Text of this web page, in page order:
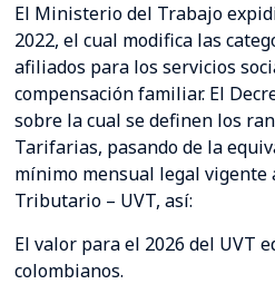
El Ministerio del Trabajo
2022, el cual modifica las
afiliados para los servicios
compensación familiar. El
sobre la cual se definen los
Tarifarias, pasando de la
mínimo mensual legal vigente
Tributario – UVT, así:
El valor para el 2026 del UVT
colombianos.